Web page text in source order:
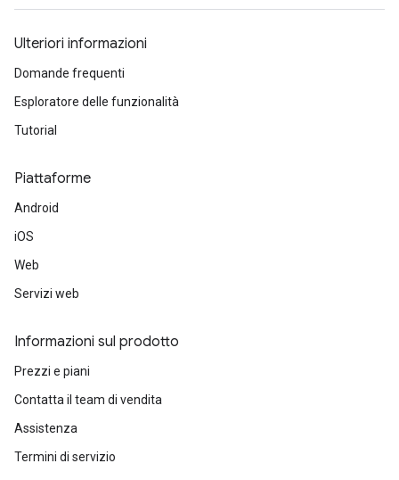
Ulteriori informazioni
Domande frequenti
Esploratore delle funzionalità
Tutorial
Piattaforme
Android
iOS
Web
Servizi web
Informazioni sul prodotto
Prezzi e piani
Contatta il team di vendita
Assistenza
Termini di servizio